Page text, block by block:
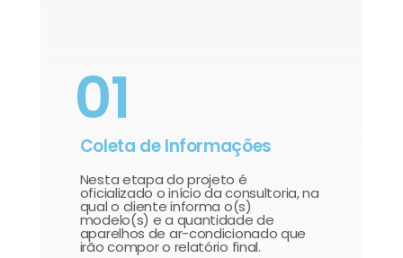
01
Coleta de Informações
Nesta etapa do projeto é
oficializado o início da consultoria, na
qual o cliente informa o(s)
modelo(s) e a quantidade de
aparelhos de ar-condicionado que
irão compor o relatório final.​